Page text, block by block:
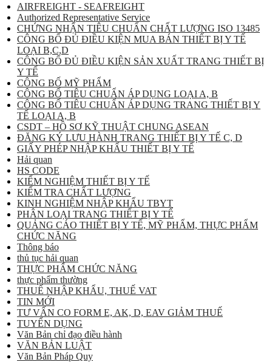
AIRFREIGHT - SEAFREIGHT
Authorized Representative Service
CHỨNG NHẬN TIÊU CHUẨN CHẤT LƯỢNG ISO 13485
CÔNG BỐ ĐỦ ĐIỀU KIỆN MUA BÁN THIẾT BỊ Y TẾ
LOẠI B,C,D
CÔNG BỐ ĐỦ ĐIỀU KIỆN SẢN XUẤT TRANG THIẾT BỊ
Y TẾ
CÔNG BỐ MỸ PHẨM
CÔNG BỐ TIÊU CHUẨN ÁP DỤNG LOẠI A, B
CÔNG BỐ TIÊU CHUẨN ÁP DỤNG TRANG THIẾT BỊ Y
TẾ LOẠI A, B
CSDT – HỒ SƠ KỸ THUẬT CHUNG ASEAN
ĐĂNG KÝ LƯU HÀNH TRANG THIẾT BỊ Y TẾ C, D
GIẤY PHÉP NHẬP KHẨU THIẾT BỊ Y TẾ
Hải quan
HS CODE
KIỂM NGHIỆM THIẾT BỊ Y TẾ
KIỂM TRA CHẤT LƯỢNG
KINH NGHIỆM NHẬP KHẨU TBYT
PHÂN LOẠI TRANG THIẾT BỊ Y TẾ
QUẢNG CÁO THIẾT BỊ Y TẾ, MỸ PHẨM, THỰC PHẨM
CHỨC NĂNG
Thông báo
thủ tục hải quan
THỰC PHẨM CHỨC NĂNG
thực phẩm thường
THUẾ NHẬP KHẨU, THUẾ VAT
TIN MỚI
TƯ VẤN CO FORM E, AK, D, EAV GIẢM THUẾ
TUYỂN DỤNG
Văn Bản chỉ đạo điều hành
VĂN BẢN LUẬT
Văn Bản Pháp Quy